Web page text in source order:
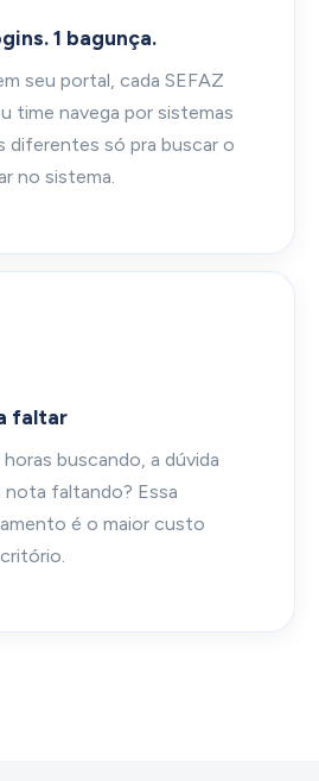
1 bagunça.
seu portal, cada SEFAZ
time navega por sistemas
diferentes só pra buscar o
no sistema.
faltar
buscando, a dúvida
nota faltando? Essa
é o maior custo